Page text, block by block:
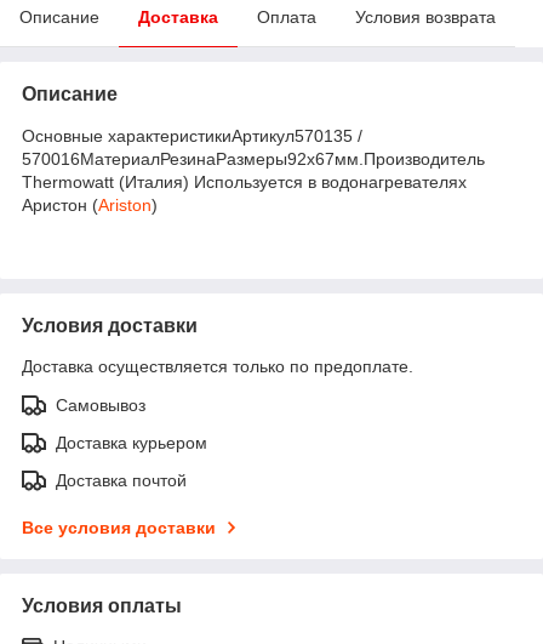
Описание Доставка Оплата Условия возврата
Описание
Основные характеристикиАртикул570135 /
570016МатериалРезинаРазмеры92х67мм.Производитель
Thermowatt (Италия) Используется в водонагревателях
Аристон (Ariston)
Условия доставки
Доставка осуществляется только по предоплате.
Самовывоз
Доставка курьером
Доставка почтой
Все условия доставки
Условия оплаты